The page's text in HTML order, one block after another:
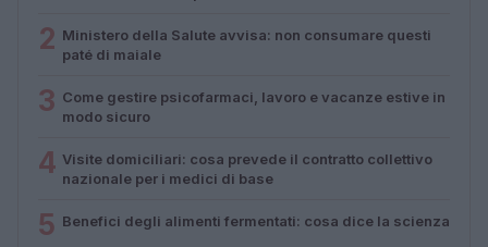
2 Ministero della Salute avvisa: non consumare questi
paté di maiale
3 Come gestire psicofarmaci, lavoro e vacanze estive in
modo sicuro
4 Visite domiciliari: cosa prevede il contratto collettivo
nazionale per i medici di base
5 Benefici degli alimenti fermentati: cosa dice la scienza